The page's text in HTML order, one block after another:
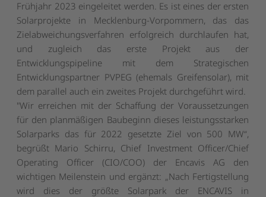
Frühjahr 2023 eingeleitet werden. Es ist eines der ersten
Solarprojekte in Mecklenburg-Vorpommern, das das
Zielabweichungsverfahren erfolgreich durchlaufen hat,
und zugleich das erste Projekt aus der
Entwicklungspipeline mit dem Strategischen
Entwicklungspartner PVPEG (ehemals Greifensolar), mit
dem parallel auch ein zweites Projekt durchgeführt wird.
"Wir erreichen mit der Schaffung der Voraussetzungen
für den planmäßigen Baubeginn dieses leistungsstarken
Solarparks das für 2022 gesetzte Ziel von 500 MW“,
begrüßt Mario Schirru, Chief Investment Officer/Chief
Operating Officer (CIO/COO) der Encavis AG den
wichtigen Meilenstein und ergänzt: „Nach Fertigstellung
wird dies der größte Solarpark der ENCAVIS in